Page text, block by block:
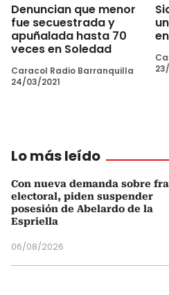
Denuncian que menor
fue secuestrada y
apuñalada hasta 70
veces en Soledad
Caracol Radio Barranquilla
24/03/2021
Lo más leído
Con nueva demanda sobre
electoral, piden suspender
posesión de Abelardo de la
Espriella
06/08/2026